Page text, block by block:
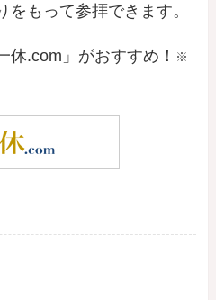
もって参拝できます。
.com」がおすすめ！
※